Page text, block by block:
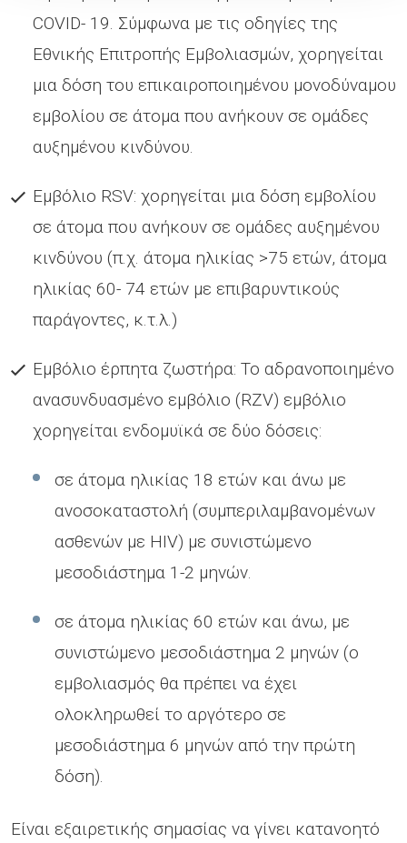
COVID- 19. Σύμφωνα με τις οδηγίες της
Εθνικής Επιτροπής Εμβολιασμών, χορηγείται
μια δόση του επικαιροποιημένου μονοδύναμου
εμβολίου σε άτομα που ανήκουν σε ομάδες
αυξημένου κινδύνου.
Εμβόλιο RSV: χορηγείται μια δόση εμβολίου
σε άτομα που ανήκουν σε ομάδες αυξημένου
κινδύνου (π.χ. άτομα ηλικίας >75 ετών, άτομα
ηλικίας 60- 74 ετών με επιβαρυντικούς
παράγοντες, κ.τ.λ.)
Εμβόλιο έρπητα ζωστήρα: Το αδρανοποιημένο
ανασυνδυασμένο εμβόλιο (RΖV) εμβόλιο
χορηγείται ενδομυϊκά σε δύο δόσεις:
σε άτομα ηλικίας 18 ετών και άνω με
ανοσοκαταστολή (συμπεριλαμβανομένων
ασθενών με HIV) με συνιστώμενο
μεσοδιάστημα 1-2 μηνών.
σε άτομα ηλικίας 60 ετών και άνω, με
συνιστώμενο μεσοδιάστημα 2 μηνών (ο
εμβολιασμός θα πρέπει να έχει
ολοκληρωθεί το αργότερο σε
μεσοδιάστημα 6 μηνών από την πρώτη
δόση).
Είναι εξαιρετικής σημασίας να γίνει κατανοητό